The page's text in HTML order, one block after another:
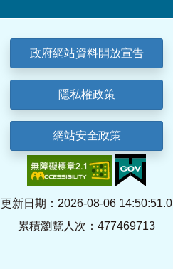
政府網站資料開放宣告
隱私權政策
網站安全政策
更新日期：2026-08-06 14:50:51.0
累積瀏覽人次：477469713